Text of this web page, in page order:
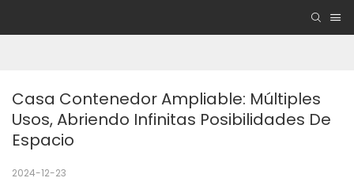
Casa Contenedor Ampliable: Múltiples
Usos, Abriendo Infinitas Posibilidades De
Espacio
2024-12-23